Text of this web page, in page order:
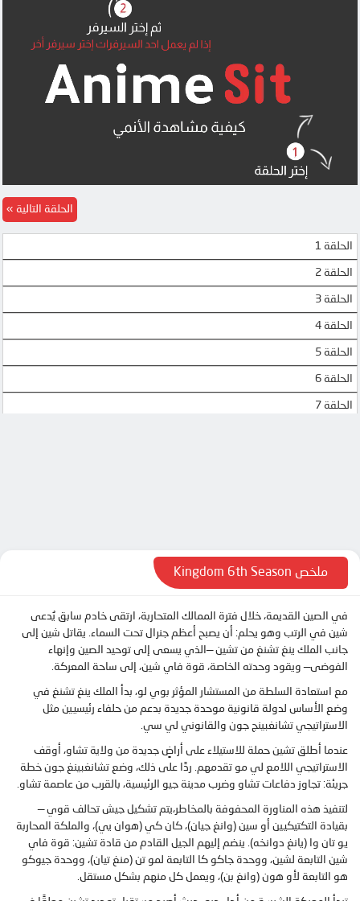
DAILYMOTION
الحلقة 1
الحلقة 2
الحلقة 3
الحلقة 4
الحلقة 5
الحلقة 6
الحلقة 7
الحلقة 13
الحلقة التالية
ملخص Kingdom 6th Season
في الصين القديمة، خلال فترة الممالك المتحاربة، ارتقى خادم سابق يُدعى
شين في الرتب وهو يحلم: أن يصبح أعظم جنرال تحت السماء. يقاتل شين إلى
جانب الملك ينغ تشنغ من تشين —الذي يسعى إلى توحيد الصين وإنهاء
الفوضى— ويقود وحدته الخاصة، قوة فاي شين، إلى ساحة المعركة.
مع استعادة السلطة من المستشار المؤثر بوي لو، بدأ الملك ينغ تشنغ في
وضع الأساس لدولة قانونية موحدة جديدة بدعم من حلفاء رئيسيين مثل
الاستراتيجي تشانغبينج جون والقانوني لي سي.
عندما أطلق تشين حملة للاستيلاء على أراضٍ جديدة من ولاية تشاو، أوقف
الاستراتيجي اللامع لي مو تقدمهم. ردًا على ذلك، وضع تشانغبينغ جون خطة
جريئة: تجاوز دفاعات تشاو وضرب مدينة جيو الرئيسية، بالقرب من عاصمة تشاو.
لتنفيذ هذه المناورة المحفوفة بالمخاطر،يتم تشكيل جيش تحالف قوي —
بقيادة التكتيكيين أو سين (وانغ جيان)، كان كي (هوان يي)، والملكة المحاربة
يو تان وا (يانغ دوانخه). ينضم إليهم الجيل القادم من قادة تشين: قوة فاي
شين التابعة لشين، ووحدة جاكو كا التابعة لمو تن (منغ تيان)، ووحدة جيوكو
هو التابعة لأو هون (وانغ بن)، ويعمل كل منهم بشكل مستقل.